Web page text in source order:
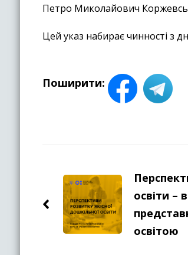
Петро Миколайович
Цей указ набирає чинності з
Поширити:
по
запису
освіти –
освітою